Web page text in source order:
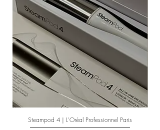
Steampod 4 | L'Oréal Professionnel Paris